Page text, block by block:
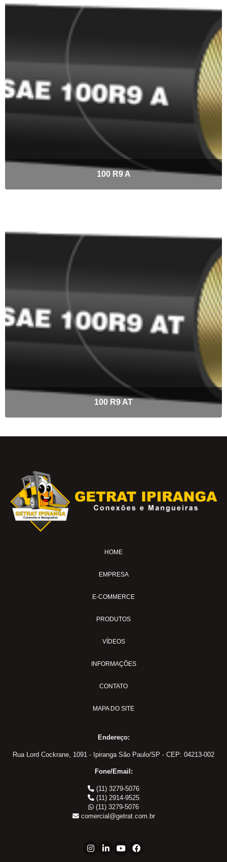
100 R9 A
100 R9 AT
HOME
EMPRESA
E-COMMERCE
PRODUTOS
VÍDEOS
INFORMAÇÕES
CONTATO
MAPA DO SITE
Endereço:
Rua Lord Cockrane, 1091 - Ipiranga São Paulo/SP - CEP: 04213-002
Fone/Email:
(11) 3279-5076
(11) 2914-9525
(11) 3279-5076
comercial@getrat.com.br